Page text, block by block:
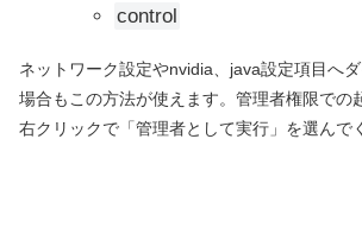
control
ネットワーク設定やnvidia、java設定項目へ
場合もこの方法が使えます。管理者権限での
右クリックで「管理者として実行」を選んで